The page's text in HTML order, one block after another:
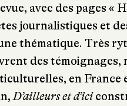
avec des pages «
journalistiques et
thématique. Très
des témoignages,
en France
D’ailleurs et d’ici